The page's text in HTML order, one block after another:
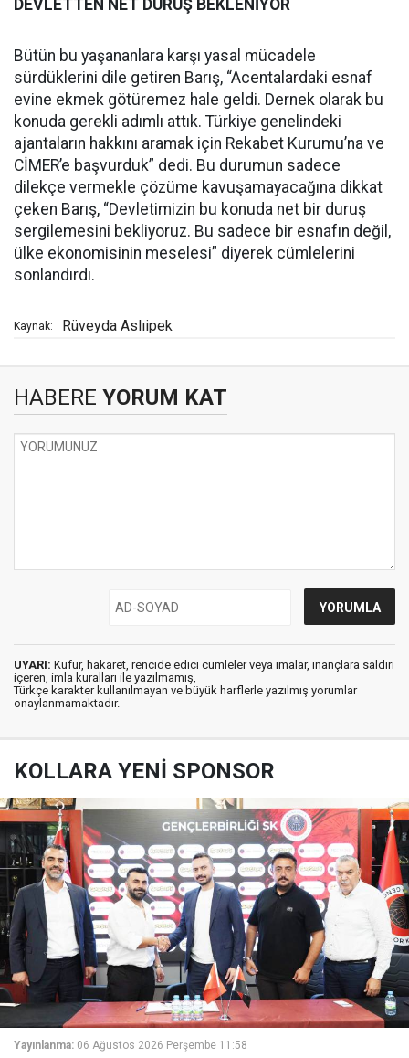
DEVLETTEN NET DURUŞ BEKLENİYOR
Bütün bu yaşananlara karşı yasal mücadele
sürdüklerini dile getiren Barış, “Acentalardaki esnaf
evine ekmek götüremez hale geldi. Dernek olarak bu
konuda gerekli adımlı attık. Türkiye genelindeki
ajantaların hakkını aramak için Rekabet Kurumu’na ve
CİMER’e başvurduk” dedi. Bu durumun sadece
dilekçe vermekle çözüme kavuşamayacağına dikkat
çeken Barış, “Devletimizin bu konuda net bir duruş
sergilemesini bekliyoruz. Bu sadece bir esnafın değil,
ülke ekonomisinin meselesi” diyerek cümlelerini
sonlandırdı.
Kaynak: Rüveyda Aslıipek
HABERE YORUM KAT
UYARI: Küfür, hakaret, rencide edici cümleler veya imalar, inançlara saldırı
içeren, imla kuralları ile yazılmamış,
Türkçe karakter kullanılmayan ve büyük harflerle yazılmış yorumlar
onaylanmamaktadır.
KOLLARA YENİ SPONSOR
Yayınlanma: 06 Ağustos 2026 Perşembe 11:58